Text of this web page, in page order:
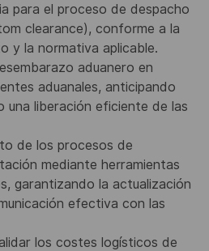
para el proceso de despacho
clearance), conforme a la
y la normativa aplicable.
aduanero en
aduanales, anticipando
una liberación eficiente de las
de los procesos de
mediante herramientas
garantizando la actualización
efectiva con las
los costes logísticos de